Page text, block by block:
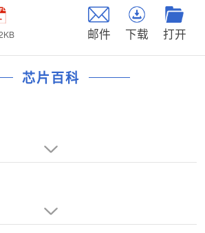
邮件 下载 打开
芯片百科